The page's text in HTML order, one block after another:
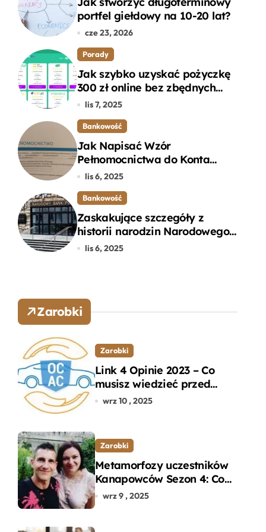
portfel giełdowy na 10-20 lat?
cze 23, 2026
Porady
Jak szybko uzyskać pożyczkę
300 zł online bez zbędnych
formalności?
lis 7, 2025
Bankowość
Jak Napisać Wzór
Pełnomocnictwa do Konta
Bankowego – Praktyczny
lis 6, 2025
Bankowość
Zaskakujące szczegóły z
historii narodzin Narodowego
Banku Polskiego, o których
lis 6, 2025
Zarobki
Zarobki
Link 4 Opinie 2023 – Co
musisz wiedzieć przed
wyborem ubezpieczenia
wrz 10 , 2025
Zarobki
Metamorfozy uczestników
Kanapowców Sezon 4: Co
naprawdę zaskoczyło
wrz 9 , 2025